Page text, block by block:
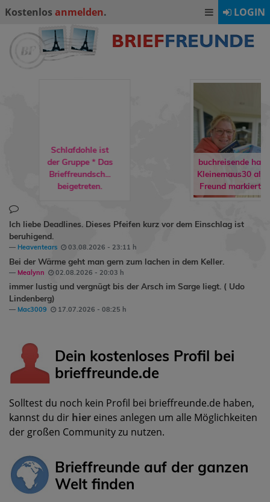
Kostenlos anmelden. LOGIN
Schlafdohle ist
der Gruppe * Das
Brieffreundsch...
beigetreten.
buchreisendehat
Kleinemaus30als
Freund markiert.
Ich liebe Deadlines. Dieses Pfeifen kurz vor dem Einschlag ist
beruhigend.
Heaventears 03.08.2026 - 23:11 h
Bei der Wärme geht man gern zum lachen in dem Keller.
Mealynn 02.08.2026 - 20:03 h
immer lustig und vergnügt bis der Arsch im Sarge liegt. ( Udo
Lindenberg)
Mac3009 17.07.2026 - 08:25 h
Dein kostenloses Profil bei
brieffreunde.de
Solltest du noch kein Profil bei brieffreunde.de haben,
kannst du dir hier eines anlegen um alle Möglichkeiten
der großen Community zu nutzen.
Brieffreunde auf der ganzen
Welt finden